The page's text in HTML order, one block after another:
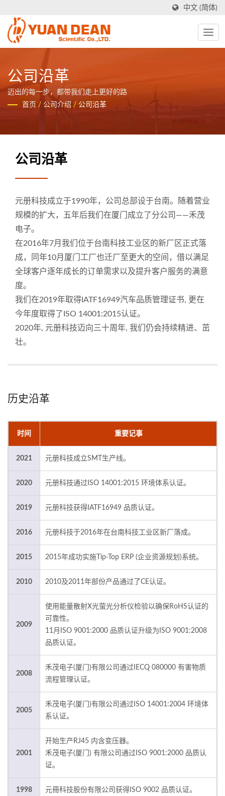
中文 (简体)
公司沿革
迈出的每一步，都带我们走上更好的路
首页 / 公司介绍 / 公司沿革
公司沿革
元册科技成立于1990年，公司总部设于台南。随着营业
规模的扩大，五年后我们在厦门成立了分公司——禾茂
电子。
在2016年7月我们位于台南科技工业区的新厂区正式落
成，同年10月厦门工厂也迁厂至更大的空间，借以满足
全球客户逐年成长的订单需求以及提升客户服务的满意
度。
我们在2019年取得IATF16949汽车品质管理证书, 更在
今年度取得了ISO 14001:2015认证。
2020年, 元册科技迈向三十周年, 我们仍会持续精进、茁
壮。
历史沿革
时间 重要记事
2021 元册科技成立SMT生产线。
2020 元册科技通过ISO 14001:2015 环境体系认证。
2019 元册科技获得IATF16949 品质认证。
2016 元册科技于2016年在台南科技工业区新厂落成。
2015 2015年成功实施Tip-Top ERP (企业资源规划)系统。
2010 2010及2011年部份产品通过了CE认证。
2009
使用能量散射X光萤光分析仪检验以确保RoHS认证的
可靠性。
11月ISO 9001:2000 品质认证升级为ISO 9001:2008
品质认证。
2008
禾茂电子(厦门)有限公司通过IECQ 080000 有害物质
流程管理认证。
2005
禾茂电子(厦门)有限公司通过ISO 14001:2004 环境体
系认证。
2001
开始生产RJ45 内含变压器。
禾茂电子(厦门) 有限公司通过ISO 9001:2000 品质认
证。
1998 元冊科技股份有限公司获得ISO 9002 品质认证。